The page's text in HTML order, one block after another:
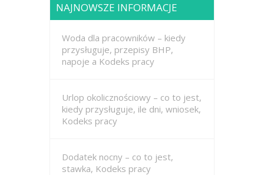
NAJNOWSZE INFORMACJE
Woda dla pracowników – kiedy
przysługuje, przepisy BHP,
napoje a Kodeks pracy
Urlop okolicznościowy – co to jest,
kiedy przysługuje, ile dni, wniosek,
Kodeks pracy
Dodatek nocny – co to jest,
stawka, Kodeks pracy